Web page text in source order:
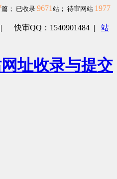
篇； 已收录 9671 站； 待审网站 1977
|快审QQ：1540901484 | 站
址收录与提交